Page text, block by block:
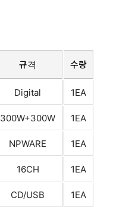
규격 수량
Digital 1EA
300W+300W 1EA
NPWARE 1EA
16CH 1EA
CD/USB 1EA